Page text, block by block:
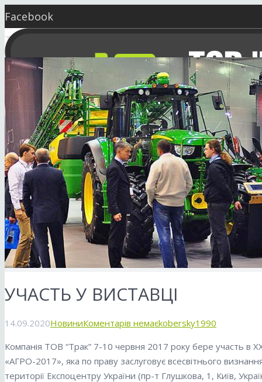
Facebook
Twitter
YouTube
Instagram
Skype
market@seeding.com.ua
УЧАСТЬ У ВИСТАВЦІ
14.09.2020НовиниКоментарів немаєkobersky1990
Компанія ТОВ “Трак” 7-10 червня 2017 року бере участь в
«АГРО-2017», яка по праву заслуговує всесвітнього
території Експоцентру України (пр-т Глушкова, 1, Київ,